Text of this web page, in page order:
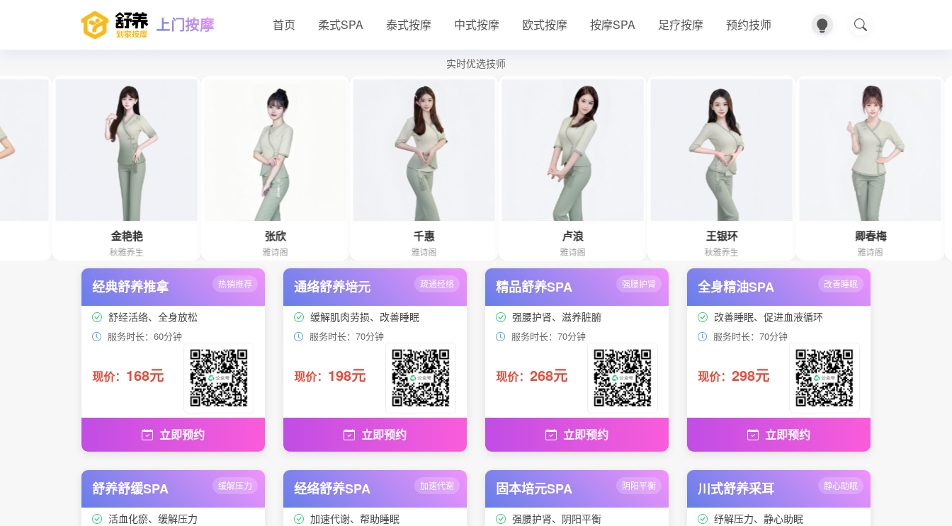
上门按摩 首页 柔式SPA 泰式按摩 中式按摩 欧式按摩 按摩SPA 足疗按摩 预约技师
实时优选技师
经典舒养推拿 热销推荐
舒经活络、全身放松
服务时长：60分钟
现价： 168元
立即预约
通络舒养培元 疏通经络
缓解肌肉劳损、改善睡眠
服务时长：70分钟
现价： 198元
立即预约
精品舒养SPA 强腰护肾
强腰护肾、滋养脏腑
服务时长：70分钟
现价： 268元
立即预约
全身精油SPA 改善睡眠
改善睡眠、促进血液循环
服务时长：70分钟
现价： 298元
立即预约
舒养舒缓SPA 缓解压力
活血化瘀、缓解压力
经络舒养SPA 加速代谢
加速代谢、帮助睡眠
固本培元SPA 阴阳平衡
强腰护肾、阴阳平衡
川式舒养采耳 静心助眠
纾解压力、静心助眠